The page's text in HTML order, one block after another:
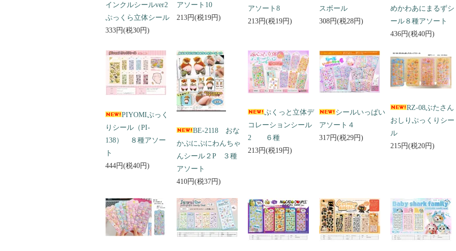
インクルシールver2
ぷっくら立体シール
333円(税30円)
アソート10
213円(税19円)
アソート8
213円(税19円)
スボール
308円(税28円)
めかわあにまるずシ
ール８種アソート
436円(税40円)
PIYOMIぷっく
りシール（PI-
138） ８種アソー
ト
444円(税40円)
BE-2118 おな
かぷにぷにわんちゃ
んシール２P ３種
アソート
410円(税37円)
ぷくっと立体デ
コレーションシール
2 ６種
213円(税19円)
シールいっぱい
アソート４
317円(税29円)
RZ-08ぶたさん
おしりぷっくりシー
ル
215円(税20円)